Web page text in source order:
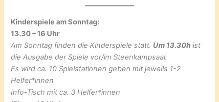
Kinderspiele am Sonntag:
13.30 – 16 Uhr
Am Sonntag finden die Kinderspiele statt. Um 13.30h ist
die Ausgabe der Spiele vor/im Steenkampsaal.
Es wird ca. 10 Spielstationen geben mit jeweils 1-2
Helfer*innen
Info-Tisch mit ca. 3 Helfer*innen